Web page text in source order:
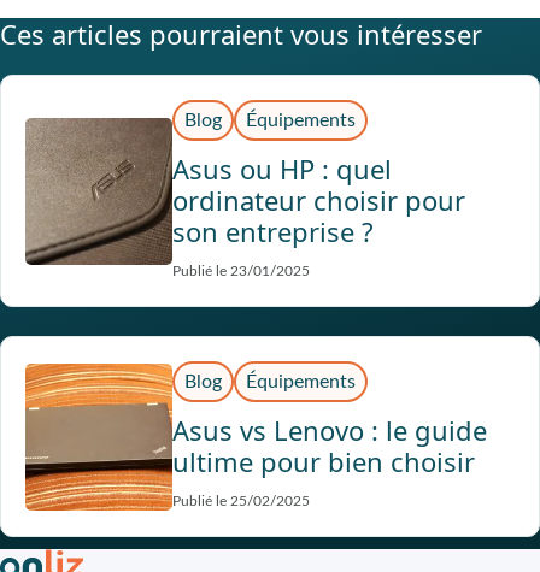
Ces articles pourraient vous intéresser
Blog Équipements
Asus ou HP : quel
ordinateur choisir pour
son entreprise ?
Publié le 23/01/2025
Blog Équipements
Asus vs Lenovo : le guide
ultime pour bien choisir
Publié le 25/02/2025